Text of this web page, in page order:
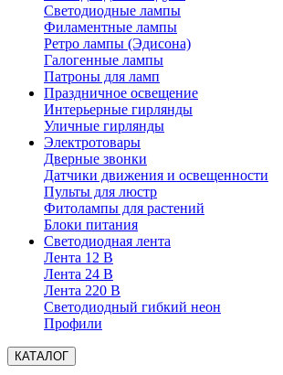
Светодиодные лампы
Филаментные лампы
Ретро лампы (Эдисона)
Галогенные лампы
Патроны для ламп
Праздничное освещение
Интерьерные гирлянды
Уличные гирлянды
Электротовары
Дверные звонки
Датчики движения и освещенности
Пульты для люстр
Фитолампы для растений
Блоки питания
Светодиодная лента
Лента 12 В
Лента 24 В
Лента 220 В
Светодиодный гибкий неон
Профили
КАТАЛОГ